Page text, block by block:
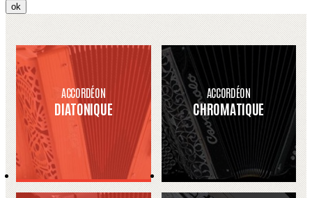
ok
ACCORDÉON
DIATONIQUE
ACCORDÉON
CHROMATIQUE